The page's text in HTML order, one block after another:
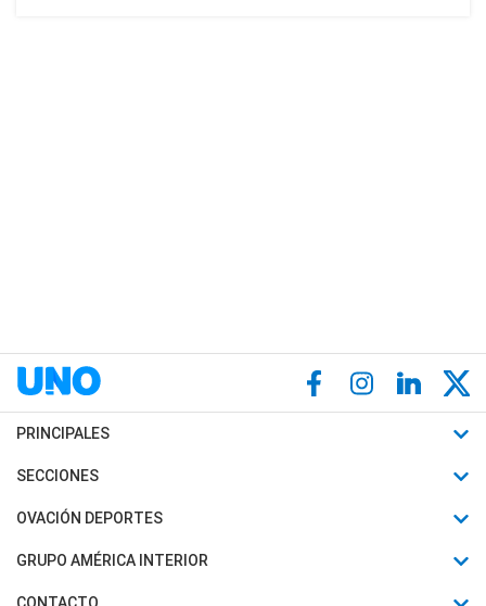
PRINCIPALES
Últimas Noticias
Política
SECCIONES
Horóscopo
Motores
OVACIÓN DEPORTES
Fútbol
Mundial
GRUPO AMÉRICA INTERIOR
Canal 7 en Vivo